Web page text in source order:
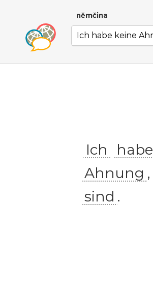
němčina
Ich habe
Ahnung ,
sind .